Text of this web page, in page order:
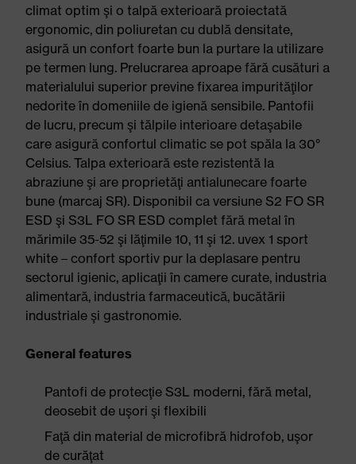
climat optim şi o talpă exterioară proiectată
ergonomic, din poliuretan cu dublă densitate,
asigură un confort foarte bun la purtare la utilizare
pe termen lung. Prelucrarea aproape fără cusături a
materialului superior previne fixarea impurităţilor
nedorite în domeniile de igienă sensibile. Pantofii
de lucru, precum şi tălpile interioare detaşabile
care asigură confortul climatic se pot spăla la 30°
Celsius. Talpa exterioară este rezistentă la
abraziune şi are proprietăţi antialunecare foarte
bune (marcaj SR). Disponibil ca versiune S2 FO SR
ESD şi S3L FO SR ESD complet fără metal în
mărimile 35-52 şi lăţimile 10, 11 şi 12. uvex 1 sport
white – confort sportiv pur la deplasare pentru
sectorul igienic, aplicaţii în camere curate, industria
alimentară, industria farmaceutică, bucătării
industriale şi gastronomie.
General features
Pantofi de protecţie S3L moderni, fără metal,
deosebit de uşori şi flexibili
Faţă din material de microfibră hidrofob, uşor
de curăţat